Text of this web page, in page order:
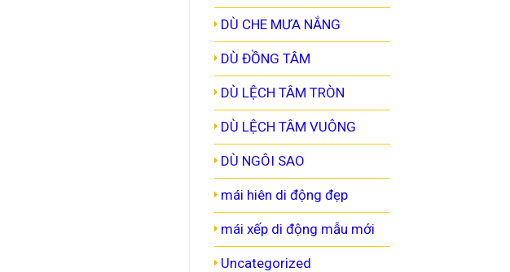
DÙ CHE MƯA NẮNG
DÙ ĐỒNG TÂM
DÙ LỆCH TÂM TRÒN
DÙ LỆCH TÂM VUÔNG
DÙ NGÔI SAO
mái hiên di động đẹp
mái xếp di động mẫu mới
Uncategorized